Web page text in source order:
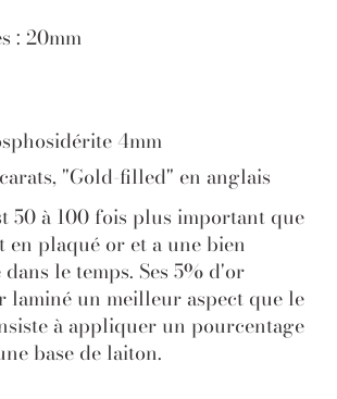
: 20mm
4mm
"Gold-filled" en anglais
50 à 100 fois plus important que
plaqué or et a une bien
le temps. Ses 5% d'or
laminé un meilleur aspect que le
à appliquer un pourcentage
base de laiton.